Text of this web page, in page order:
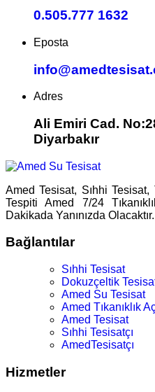
0.505.777 1632
Eposta
Adres
Ali Emiri Cad.
Diyarbakır
Amed Tesisat, Sıhhi Tesisat,
Tespiti Amed 7/24
Dakikada Yanınızda Olacaktır.
Bağlantılar
Sıhhi Tesisat
Dokuzçeltik
Amed Su Tesisat
Amed Tıkanıklık
Amed Tesisat
Sıhhi Tesisatçı
AmedTesisatçı
Hizmetler